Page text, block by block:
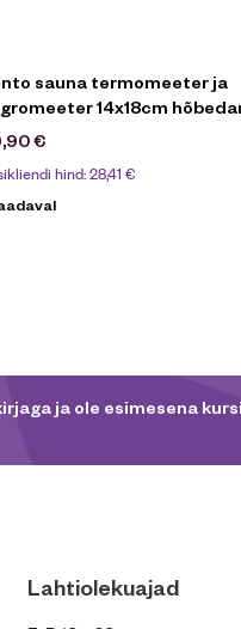
sauna termomeeter ja
14x18cm
€
hind:28,41 €
ja ole esimesena
Lahtiolekuajad